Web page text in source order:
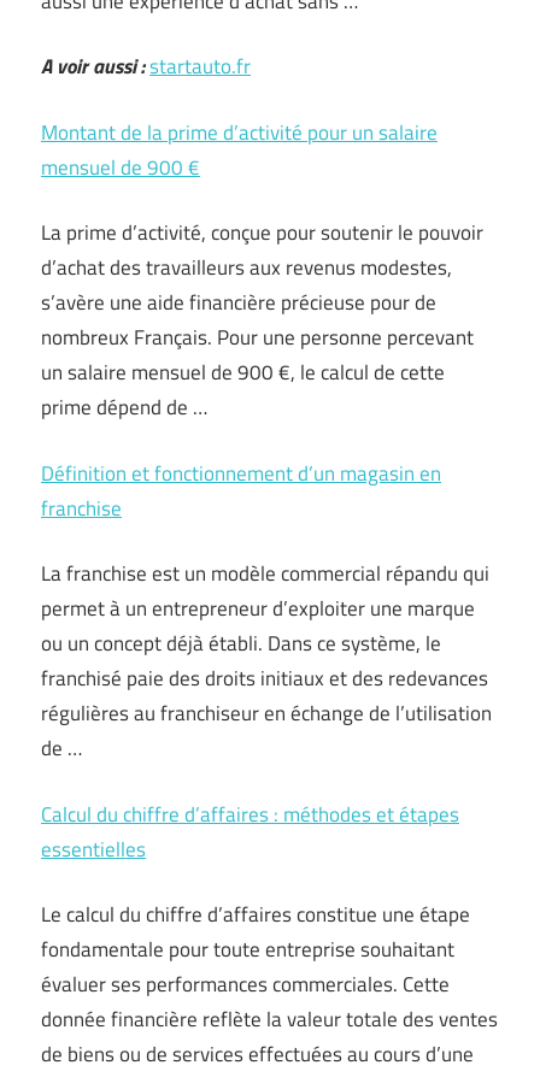
A voir aussi :startauto.fr
Montant de la prime d’activité pour un salaire
mensuel de 900 €
La prime d’activité, conçue pour soutenir le pouvoir
d’achat des travailleurs aux revenus modestes,
s’avère une aide financière précieuse pour de
nombreux Français. Pour une personne percevant
un salaire mensuel de 900 €, le calcul de cette
prime dépend de …
Définition et fonctionnement d’un magasin en
franchise
La franchise est un modèle commercial répandu qui
permet à un entrepreneur d’exploiter une marque
ou un concept déjà établi. Dans ce système, le
franchisé paie des droits initiaux et des redevances
régulières au franchiseur en échange de l’utilisation
de …
Calcul du chiffre d’affaires : méthodes et étapes
essentielles
Le calcul du chiffre d’affaires constitue une étape
fondamentale pour toute entreprise souhaitant
évaluer ses performances commerciales. Cette
donnée financière reflète la valeur totale des ventes
de biens ou de services effectuées au cours d’une